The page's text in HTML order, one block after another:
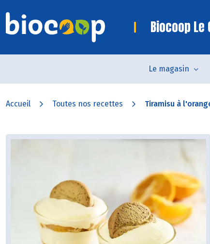
Biocoop Le
Le magasin
Accueil Toutes nos recettes Tiramisu à